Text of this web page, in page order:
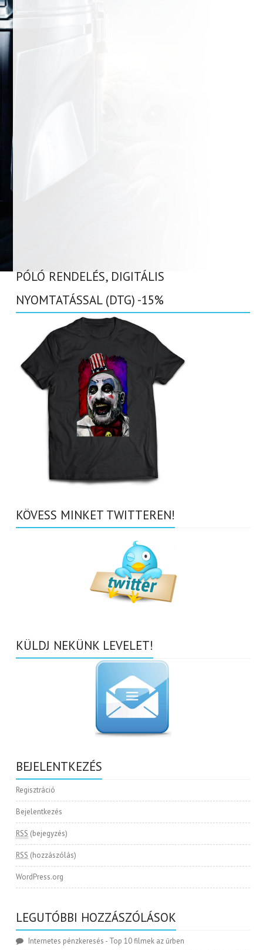
PÓLÓ RENDELÉS, DIGITÁLIS
NYOMTATÁSSAL (DTG) -15%
KÖVESS MINKET TWITTEREN!
KÜLDJ NEKÜNK LEVELET!
BEJELENTKEZÉS
Regisztráció
Bejelentkezés
RSS (bejegyzés)
RSS (hozzászólás)
WordPress.org
LEGUTÓBBI HOZZÁSZÓLÁSOK
Internetes pénzkeresés - Top 10 filmek az űrben